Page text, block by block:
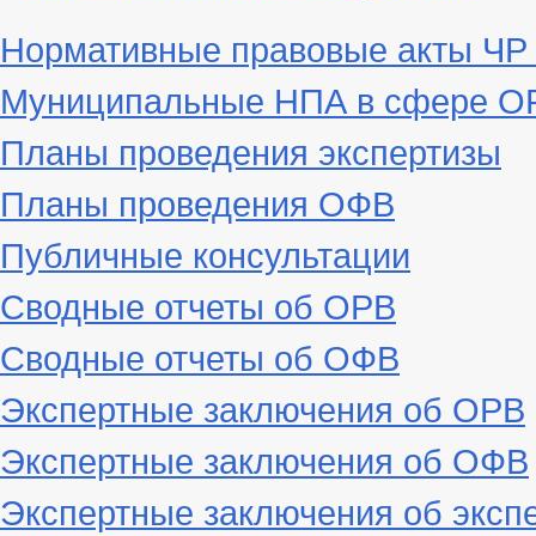
Нормативные правовые акты
Муниципальные НПА в сфере
Планы проведения экспертизы
Планы проведения ОФВ
Публичные консультации
Сводные отчеты об ОРВ
Сводные отчеты об ОФВ
Экспертные заключения об ОРВ
Экспертные заключения об ОФВ
Экспертные заключения об